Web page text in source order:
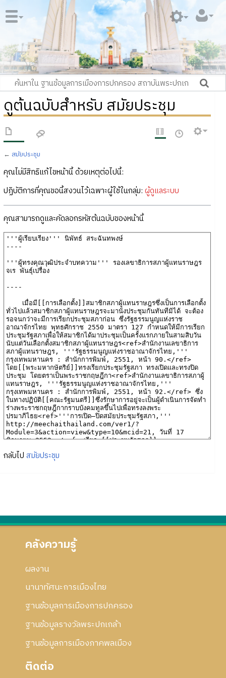
ดูต้นฉบับสำหรับ สมัยประชุม
← สมัยประชุม
คุณไม่มีสิทธิแก้ไขหน้านี้ ด้วยเหตุต่อไปนี้:
ปฏิบัติการที่คุณขอนี้สงวนไว้เฉพาะผู้ใช้ในกลุ่ม: ผู้ดูแลระบบ
คุณสามารถดูและคัดลอกรหัสต้นฉบับของหน้านี้
กลับไป สมัยประชุม
คลังความรู้
ผลงาน
นานาทัศนะการเมืองไทย
ฐานข้อมูลการเมืองการปกครอง
ฐานข้อมูลรางวัลพระปกเกล้า
ฐานข้อมูลการเมืองภาคพลเมือง
ติดต่อ